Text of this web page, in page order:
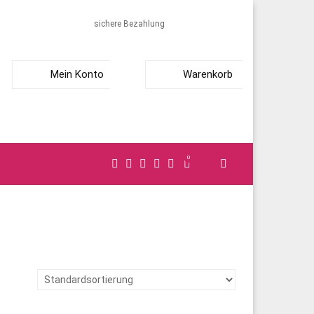
sichere Bezahlung
Mein Konto Warenkorb
0